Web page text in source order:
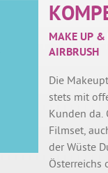
MAKE UP
AIRBRUSH
Die
stets mit
Kunden da.
Filmset,
der Wüste
Österreichs